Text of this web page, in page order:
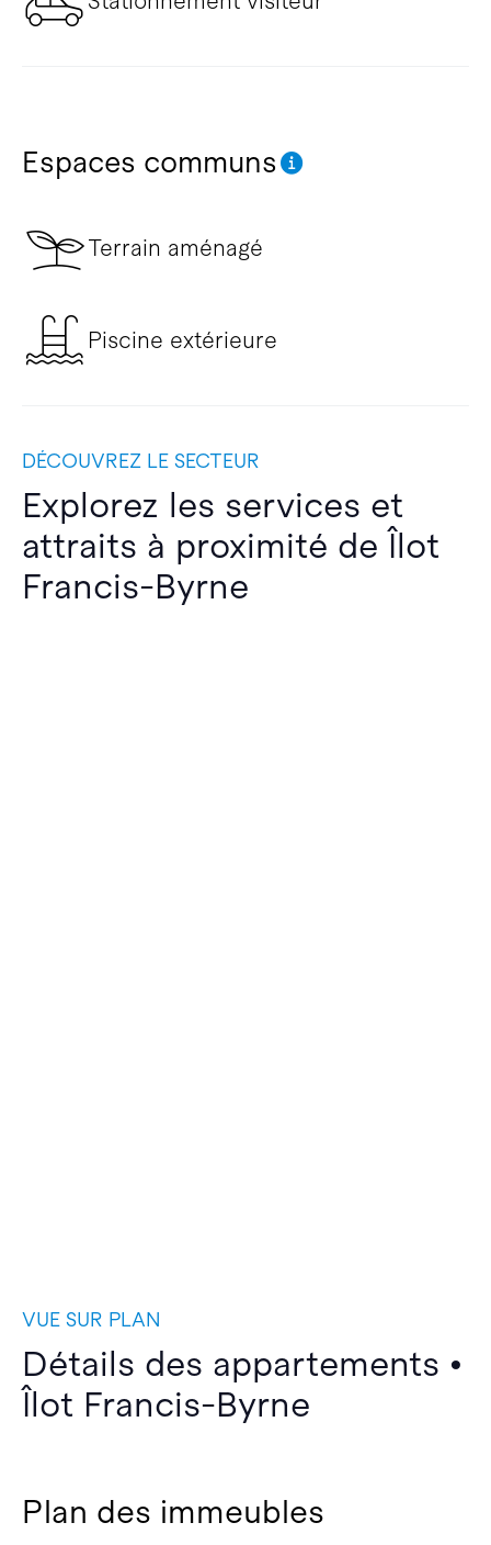
Espaces communs
Terrain aménagé
Piscine extérieure
DÉCOUVREZ LE SECTEUR
Explorez les services et
attraits à proximité de Îlot
Francis-Byrne
VUE SUR PLAN
Détails des appartements •
Îlot Francis-Byrne
Plan des immeubles